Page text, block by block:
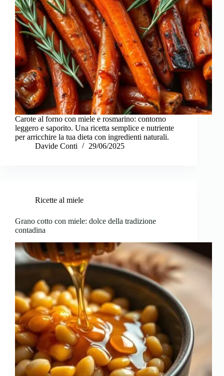
Carote al forno con miele e rosmarino: contorno
leggero e saporito. Una ricetta semplice e nutriente
per arricchire la tua dieta con ingredienti naturali.
Davide Conti
29/06/2025
Ricette al miele
Grano cotto con miele: dolce della tradizione
contadina